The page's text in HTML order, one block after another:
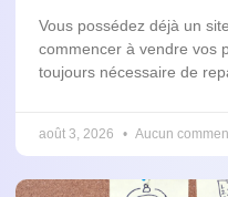
Vous possédez déjà un
commencer à vendre vos
toujours nécessaire de
août 3, 2026 Aucun